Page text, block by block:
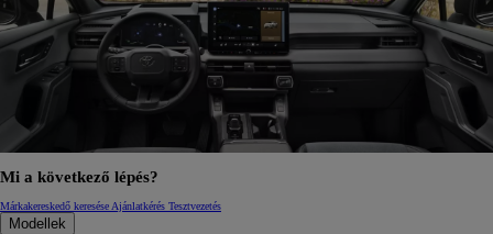
Mi a következő lépés?
Márkakereskedő kereséseAjánlatkérés Tesztvezetés
Modellek